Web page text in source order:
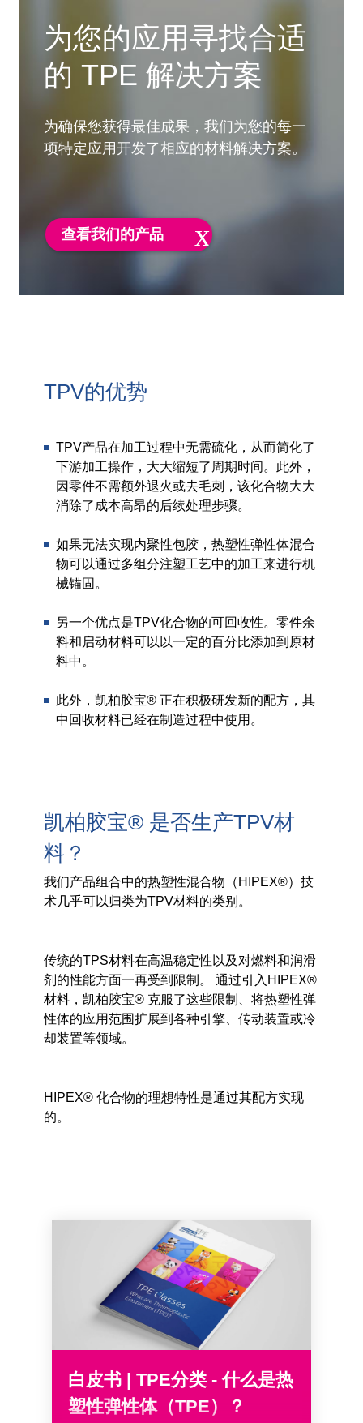
为您的应用寻找合适
的 TPE 解决方案
为确保您获得最佳成果，我们为您的每一
项特定应用开发了相应的材料解决方案。
查看我们的产品
TPV的优势
TPV产品在加工过程中无需硫化，从而简化了
下游加工操作，大大缩短了周期时间。此外，
因零件不需额外退火或去毛刺，该化合物大大
消除了成本高昂的后续处理步骤。
如果无法实现内聚性包胶，热塑性弹性体混合
物可以通过多组分注塑工艺中的加工来进行机
械锚固。
另一个优点是TPV化合物的可回收性。零件余
料和启动材料可以以一定的百分比添加到原材
料中。
此外，凯柏胶宝® 正在积极研发新的配方，其
中回收材料已经在制造过程中使用。
凯柏胶宝® 是否生产TPV材
料？
我们产品组合中的热塑性混合物（HIPEX®）技
术几乎可以归类为TPV材料的类别。
传统的TPS材料在高温稳定性以及对燃料和润滑
剂的性能方面一再受到限制。 通过引入HIPEX®
材料，凯柏胶宝® 克服了这些限制、将热塑性弹
性体的应用范围扩展到各种引擎、传动装置或冷
却装置等领域。
HIPEX® 化合物的理想特性是通过其配方实现
的。
白皮书 | TPE分类 - 什么是热
塑性弹性体（TPE）？